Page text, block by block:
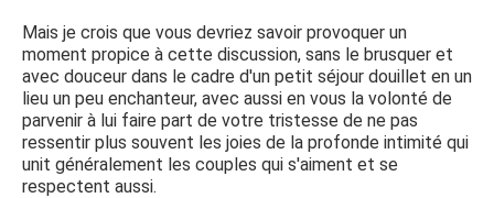
Mais je crois que vous devriez savoir provoquer un
moment propice à cette discussion, sans le brusquer et
avec douceur dans le cadre d'un petit séjour douillet en un
lieu un peu enchanteur, avec aussi en vous la volonté de
parvenir à lui faire part de votre tristesse de ne pas
ressentir plus souvent les joies de la profonde intimité qui
unit généralement les couples qui s'aiment et se
respectent aussi.